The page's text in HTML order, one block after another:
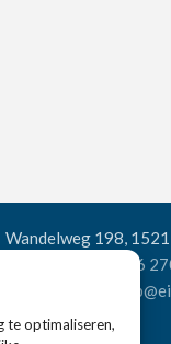
te optimaliseren,
Wandelweg 198,
+31 6